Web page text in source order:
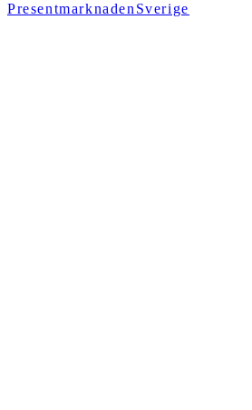
PresentmarknadenSverige